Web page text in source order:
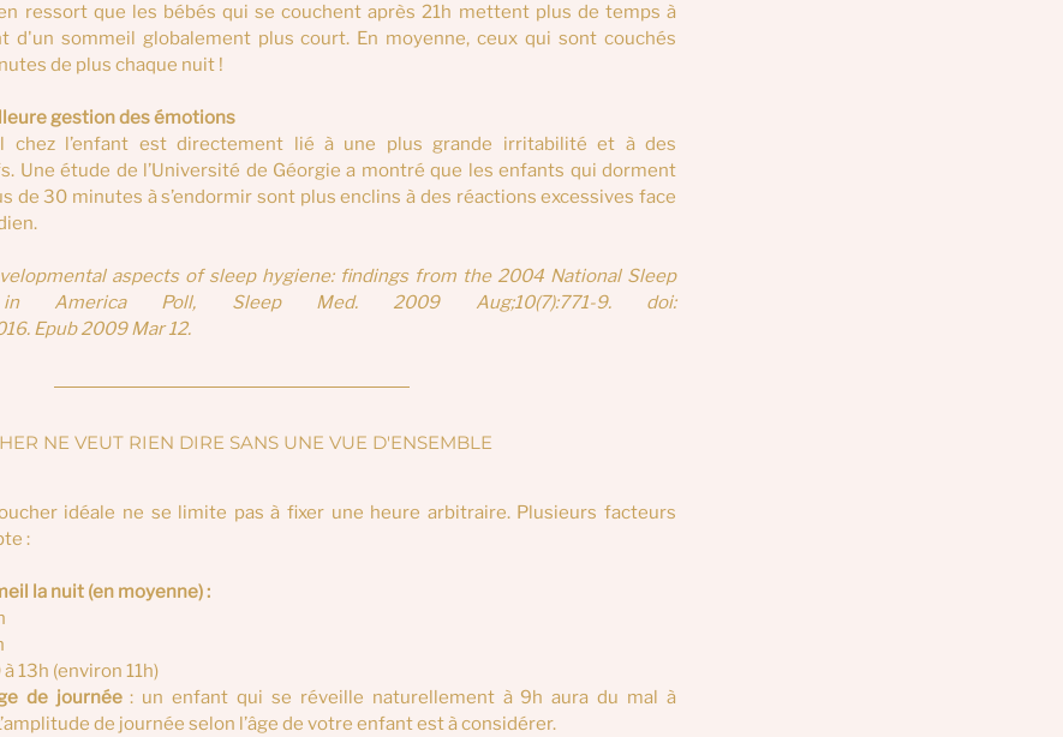
ressort que les bébés qui se couchent après 21h mettent plus de temps à
d'un sommeil globalement plus court. En moyenne, ceux qui sont couchés
de plus chaque nuit !
gestion des émotions
chez l’enfant est directement lié à une plus grande irritabilité et à des
Une étude de l’Université de Géorgie a montré que les enfants qui dorment
de 30 minutes à s’endormir sont plus enclins à des réactions excessives face
aspects of sleep hygiene: findings from the 2004 National Sleep
America Poll, Sleep Med. 2009 Aug;10(7):771-9. doi:
Epub 2009 Mar 12.
NE VEUT RIEN DIRE SANS UNE VUE D'ENSEMBLE
idéale ne se limite pas à fixer une heure arbitraire. Plusieurs facteurs
:
la nuit (en moyenne) :
à 13h (environ 11h)
de journée : un enfant qui se réveille naturellement à 9h aura du mal à
de journée selon l’âge de votre enfant est à considérer.